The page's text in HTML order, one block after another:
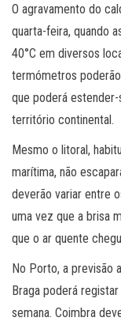
O agravamento do
quarta-feira, quando
40°C em diversos
termómetros
que poderá
território continental.
Mesmo o litoral,
marítima, não
deverão variar entre
uma vez que a brisa
que o ar quente
No Porto, a previsão
Braga poderá
semana. Coimbra